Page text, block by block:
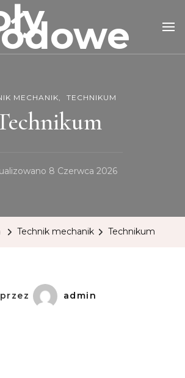
MECHANIK TECHNIKUM
8 Czerwca 2026
Technik mechanik Technikum
przez admin